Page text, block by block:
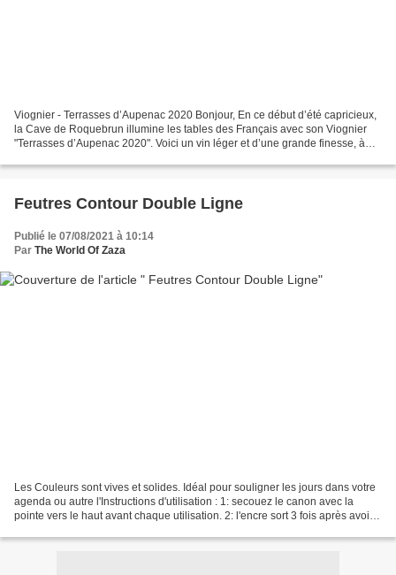
Viognier - Terrasses d’Aupenac 2020 Bonjour, En ce début d’été capricieux,
la Cave de Roquebrun illumine les tables des Français avec son Viognier
"Terrasses d’Aupenac 2020". Voici un vin léger et d’une grande finesse, à
Feutres Contour Double Ligne
Publié le 07/08/2021 à 10:14
Par The World Of Zaza
Les Couleurs sont vives et solides. Idéal pour souligner les jours dans votre
agenda ou autre l'Instructions d'utilisation : 1: secouez le canon avec la
pointe vers le haut avant chaque utilisation. 2: l'encre sort 3 fois après avoir